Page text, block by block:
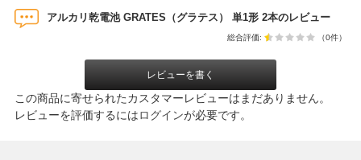
アルカリ乾電池 GRATES（グラテス） 単1形 2本のレビュー
総合評価: （0件）
レビューを書く
この商品に寄せられたカスタマーレビューはまだありません。
レビューを評価するにはログインが必要です。